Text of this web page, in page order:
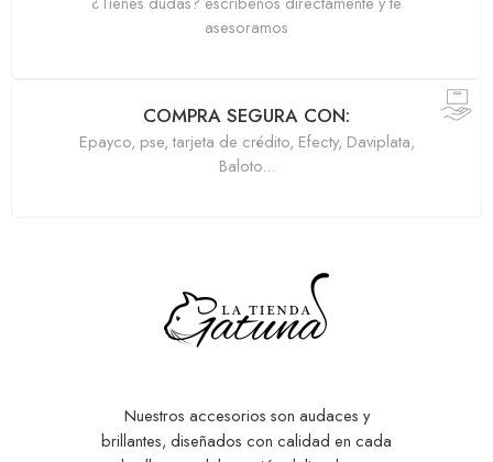
asesoramos
COMPRA SEGURA CON:
Epayco, pse, tarjeta de crédito, Efecty, Daviplata,
Baloto...
Nuestros accesorios son audaces y
brillantes, diseñados con calidad en cada